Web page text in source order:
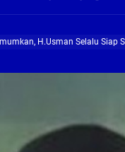
Lahan Hampir Rampung,
warga, Komisi A cari solusi
H.Usman Selalu Siap